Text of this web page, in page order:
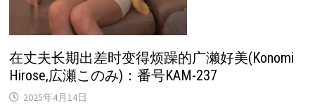
在丈夫长期出差时变得烦躁的广濑好美(Konomi
Hirose,広瀬このみ)：番号KAM-237
2025年4月14日